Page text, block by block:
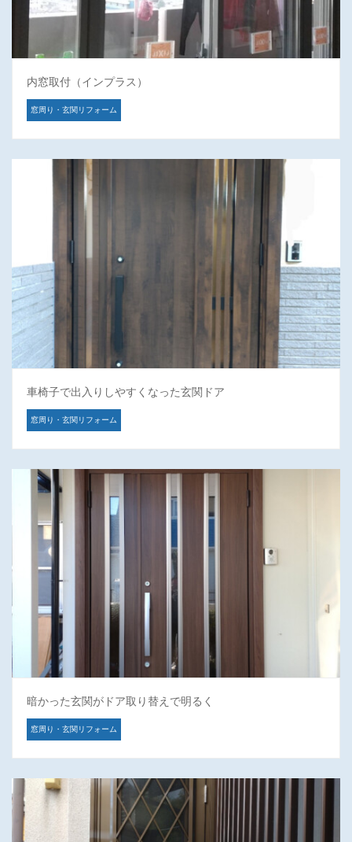
内窓取付（インプラス）
窓周り・玄関リフォーム
車椅子で出入りしやすくなった玄関ドア
窓周り・玄関リフォーム
暗かった玄関がドア取り替えで明るく
窓周り・玄関リフォーム